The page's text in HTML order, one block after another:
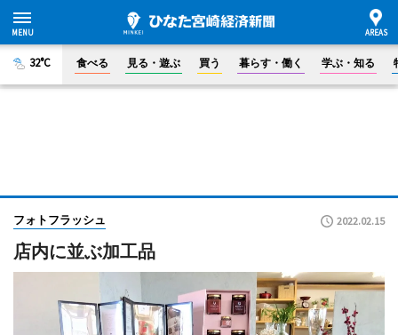
32°C 食べる 見る・遊ぶ 買う 暮らす・働く 学ぶ・知る
フォトフラッシュ 2022.02.15
店内に並ぶ加工品